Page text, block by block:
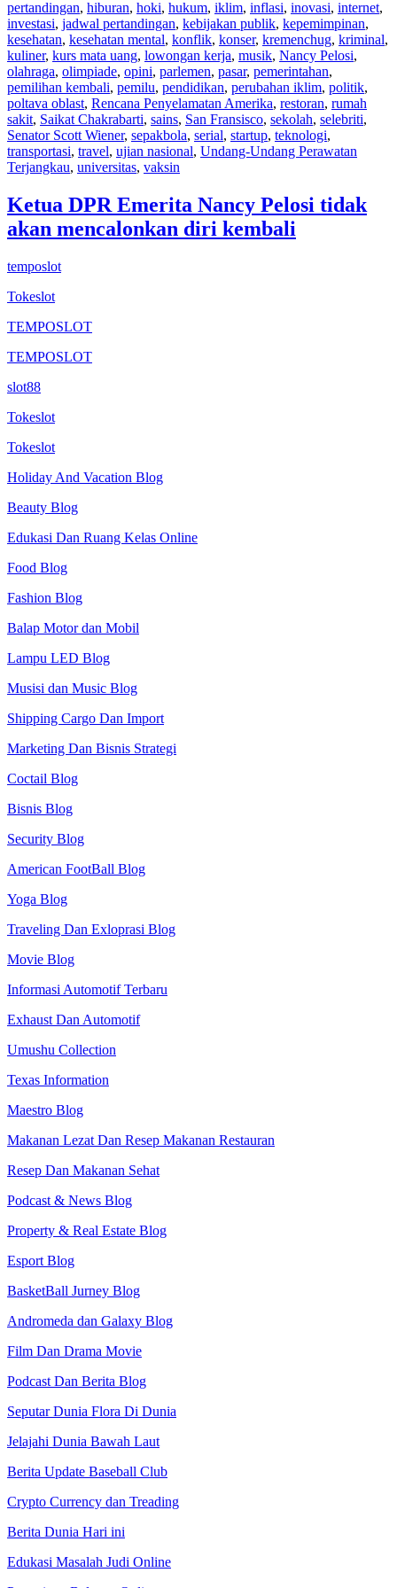
pertandingan, hiburan, hoki, hukum, iklim, inflasi, inovasi, internet,
investasi, jadwal pertandingan, kebijakan publik, kepemimpinan,
kesehatan, kesehatan mental, konflik, konser, kremenchug, kriminal,
kuliner, kurs mata uang, lowongan kerja, musik, Nancy Pelosi,
olahraga, olimpiade, opini, parlemen, pasar, pemerintahan,
pemilihan kembali, pemilu, pendidikan, perubahan iklim, politik,
poltava oblast, Rencana Penyelamatan Amerika, restoran, rumah
sakit, Saikat Chakrabarti, sains, San Fransisco, sekolah, selebriti,
Senator Scott Wiener, sepakbola, serial, startup, teknologi,
transportasi, travel, ujian nasional, Undang-Undang Perawatan
Terjangkau, universitas, vaksin
Ketua DPR Emerita Nancy Pelosi tidak
akan mencalonkan diri kembali
temposlot
Tokeslot
TEMPOSLOT
TEMPOSLOT
slot88
Tokeslot
Tokeslot
Holiday And Vacation Blog
Beauty Blog
Edukasi Dan Ruang Kelas Online
Food Blog
Fashion Blog
Balap Motor dan Mobil
Lampu LED Blog
Musisi dan Music Blog
Shipping Cargo Dan Import
Marketing Dan Bisnis Strategi
Coctail Blog
Bisnis Blog
Security Blog
American FootBall Blog
Yoga Blog
Traveling Dan Exloprasi Blog
Movie Blog
Informasi Automotif Terbaru
Exhaust Dan Automotif
Umushu Collection
Texas Information
Maestro Blog
Makanan Lezat Dan Resep Makanan Restauran
Resep Dan Makanan Sehat
Podcast & News Blog
Property & Real Estate Blog
Esport Blog
BasketBall Jurney Blog
Andromeda dan Galaxy Blog
Film Dan Drama Movie
Podcast Dan Berita Blog
Seputar Dunia Flora Di Dunia
Jelajahi Dunia Bawah Laut
Berita Update Baseball Club
Crypto Currency dan Treading
Berita Dunia Hari ini
Edukasi Masalah Judi Online